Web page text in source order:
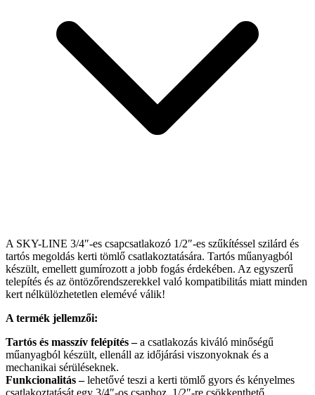
A SKY-LINE 3/4″-es csapcsatlakozó 1/2″-es szűkítéssel szilárd és
tartós megoldás kerti tömlő csatlakoztatására. Tartós műanyagból
készült, emellett gumírozott a jobb fogás érdekében. Az egyszerű
telepítés és az öntözőrendszerekkel való kompatibilitás miatt minden
kert nélkülözhetetlen elemévé válik!
A termék jellemzői:
Tartós és masszív felépítés –a csatlakozás kiváló minőségű
műanyagból készült, ellenáll az időjárási viszonyoknak és a
mechanikai sérüléseknek.
Funkcionalitás –lehetővé teszi a kerti tömlő gyors és kényelmes
csatlakoztatását egy 3/4″-os csaphoz, 1/2″-re csökkenthető